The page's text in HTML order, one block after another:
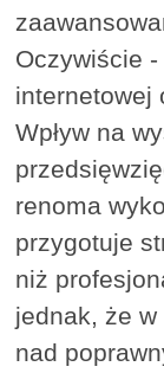
Oczywiście
internetowej
Wpływ na
renoma
przygotuje
niż
jednak, że
nad